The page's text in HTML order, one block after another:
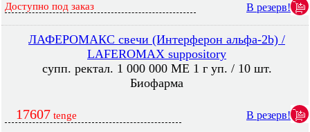
Доступно под заказ В резерв!
ЛАФЕРОМАКС свечи (Интерферон альфа-2b) /
LAFEROMAX suppository
супп. ректал. 1 000 000 МЕ 1 г уп. / 10 шт.
Биофарма
17607 tenge В резерв!